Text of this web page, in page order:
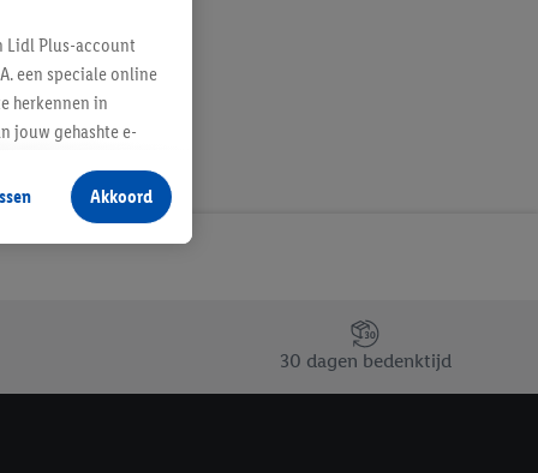
30 dagen bedenktijd
Lidl Plus-account
een speciale online
herkennen in
jouw gehashte e-
producten waarin je
te plaatsen
verschillende
kunnen worden
vergelijkbare
Akkoord